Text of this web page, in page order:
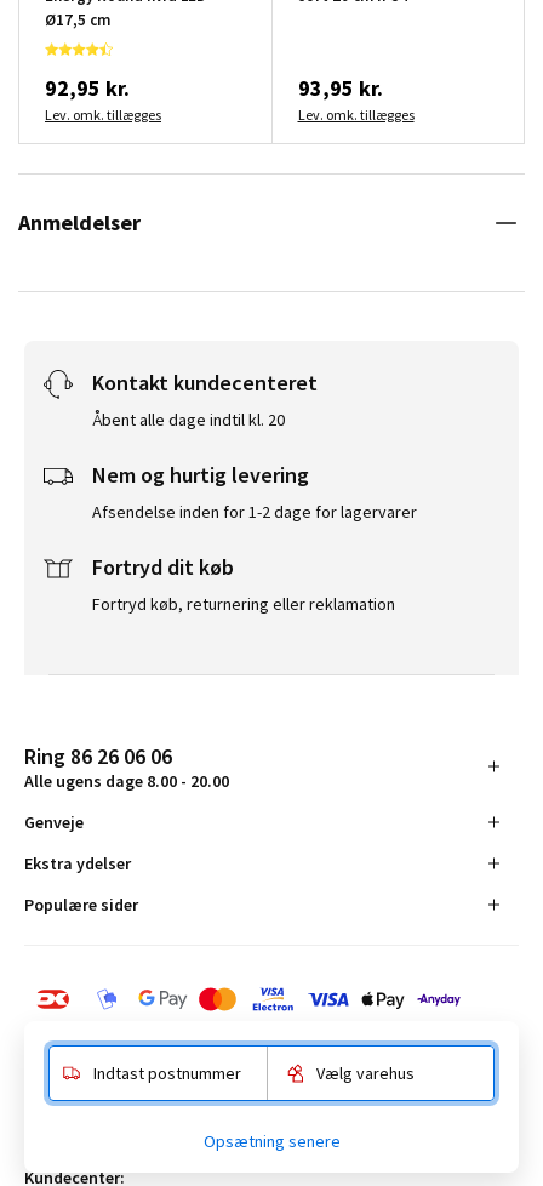
Ø17,5 cm
92,95 kr.
Lev. omk. tillægges
93,95 kr.
Lev. omk. tillægges
Anmeldelser
Kontakt kundecenteret
Åbent alle dage indtil kl. 20
Nem og hurtig levering
Afsendelse inden for 1-2 dage for lagervarer
Fortryd dit køb
Fortryd køb, returnering eller reklamation
Ring 86 26 06 06
Alle ugens dage 8.00 - 20.00
Genveje
Ekstra ydelser
Populære sider
Anelystparken 16, 8381 Tilst. CVR-nummer 19555305
Kundecenter:
Indtast postnummer Vælg varehus
Opsætning senere